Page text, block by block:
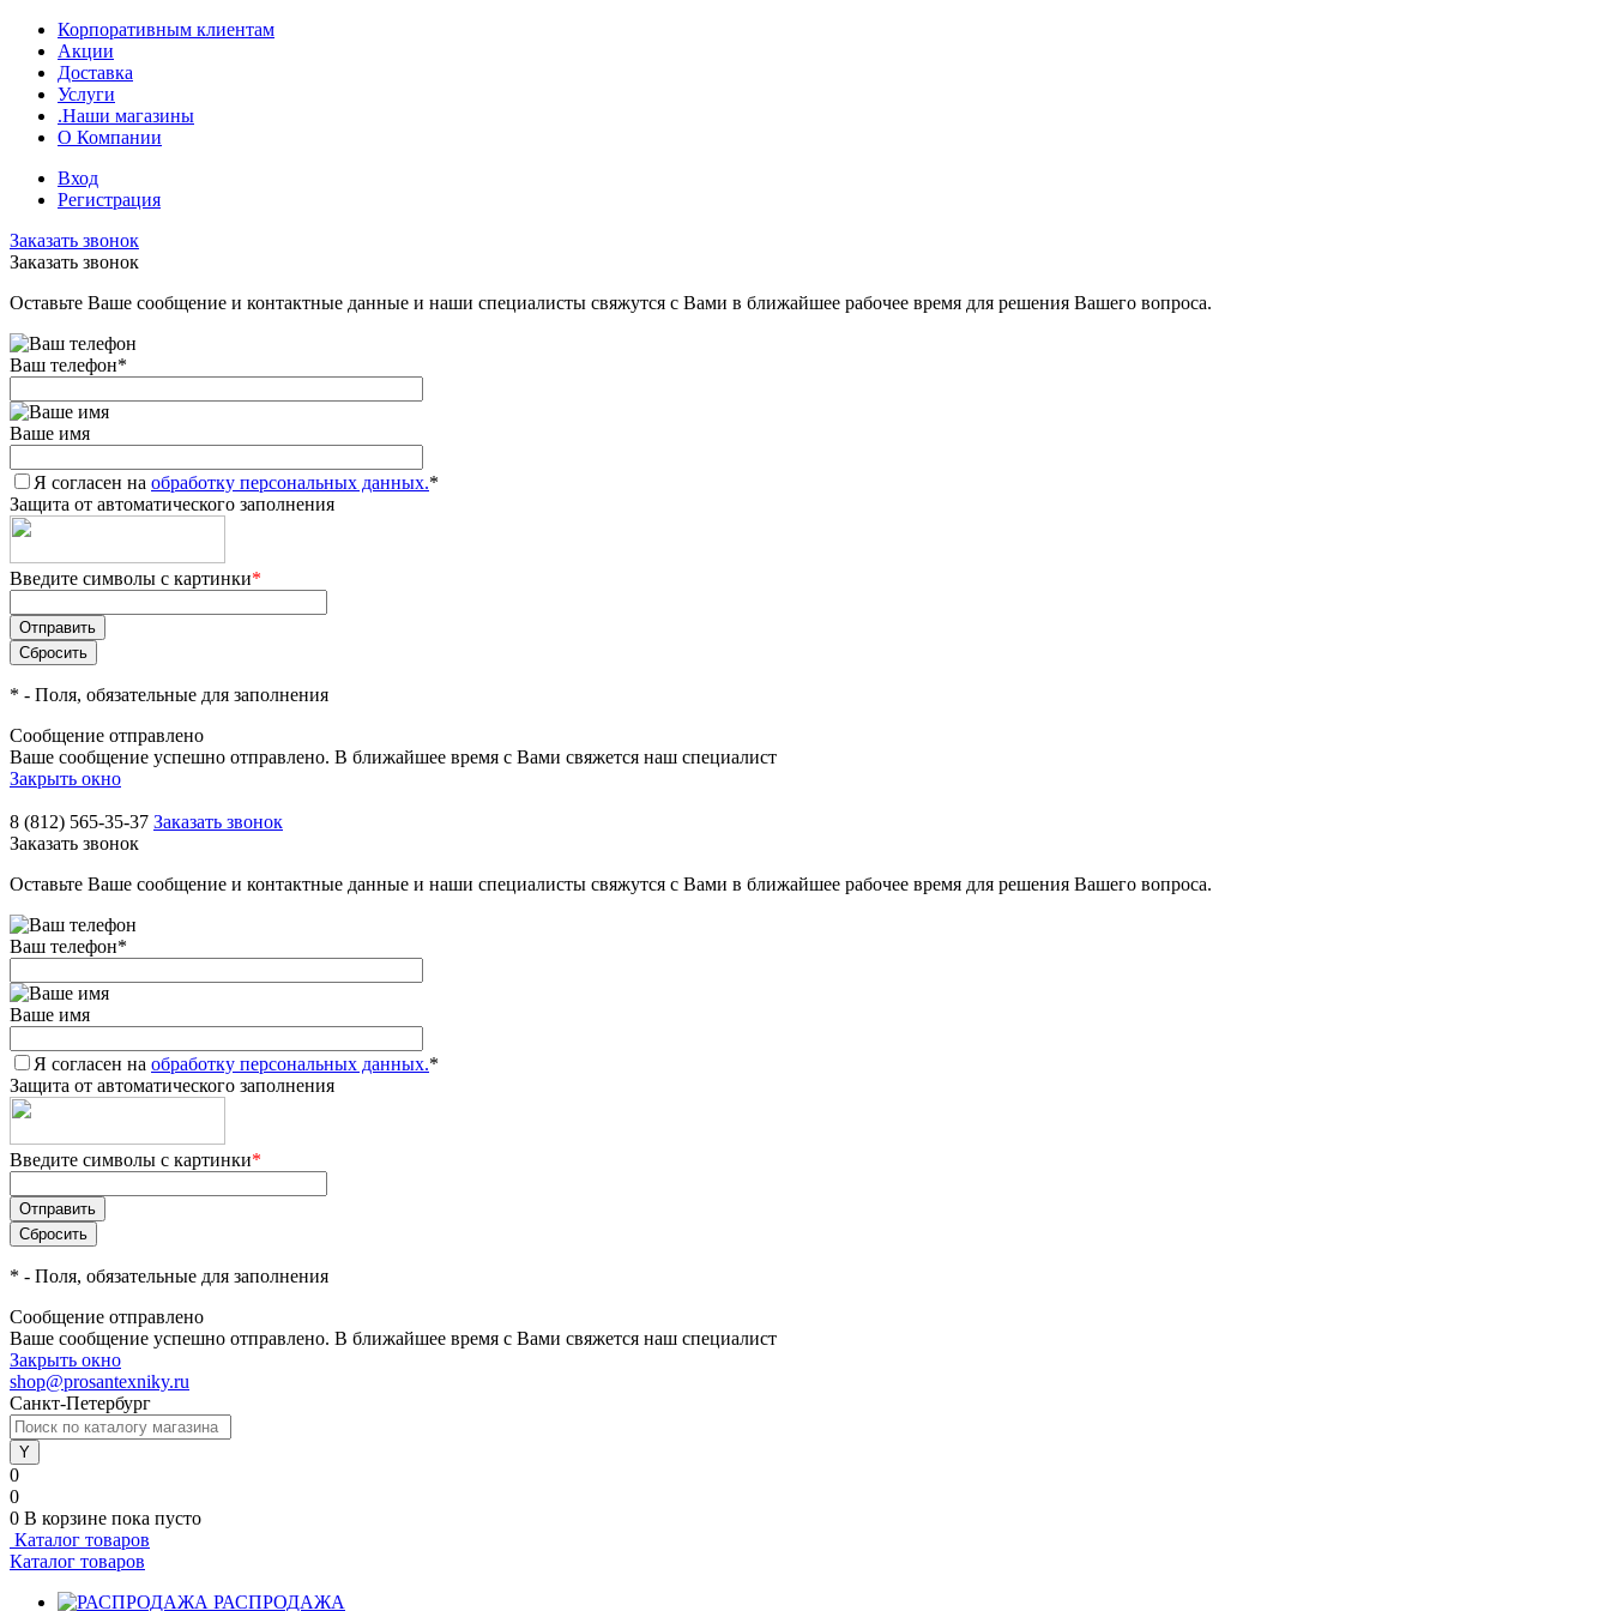
Корпоративным клиентам
Акции
Доставка
Услуги
.Наши магазины
О Компании
Вход
Регистрация
Заказать звонок
Заказать звонок
Оставьте Ваше сообщение и контактные данные и наши специалисты свяжутся с Вами в ближайшее рабочее время для решения Вашего вопроса.
Ваш телефон*
Ваше имя
Я согласен на обработку персональных данных.*
Защита от автоматического заполнения
Введите символы с картинки*
* - Поля, обязательные для заполнения
Сообщение отправлено
Ваше сообщение успешно отправлено. В ближайшее время с Вами свяжется наш специалист
Закрыть окно
8 (812) 565-35-37 Заказать звонок
Заказать звонок
Оставьте Ваше сообщение и контактные данные и наши специалисты свяжутся с Вами в ближайшее рабочее время для решения Вашего вопроса.
Ваш телефон*
Ваше имя
Я согласен на обработку персональных данных.*
Защита от автоматического заполнения
Введите символы с картинки*
* - Поля, обязательные для заполнения
Сообщение отправлено
Ваше сообщение успешно отправлено. В ближайшее время с Вами свяжется наш специалист
Закрыть окно
shop@prosantexniky.ru
Санкт-Петербург
0
0
0 В корзине пока пусто
Каталог товаров
Каталог товаров
РАСПРОДАЖА